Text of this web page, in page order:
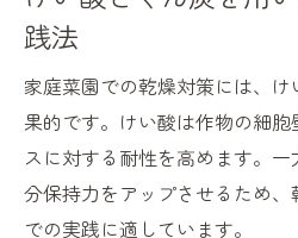
践法
家庭菜園での乾燥対策には、
果的です。けい酸は作物の細
スに対する耐性を高めます。
分保持力をアップさせるため
での実践に適しています。